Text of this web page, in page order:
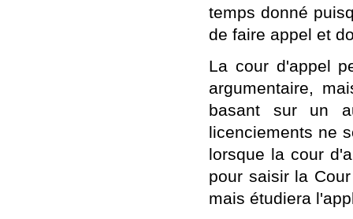
temps donné
de faire appel et
La cour d'appel
argumentaire,
basant sur un
licenciements ne
lorsque la cour
pour saisir la
mais étudiera